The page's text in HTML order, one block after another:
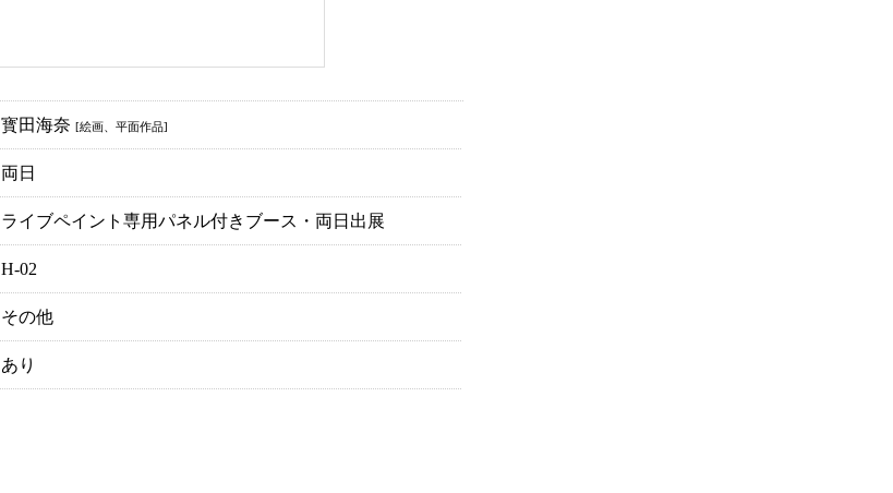
寳田海奈 [絵画、平面作品]
両日
ライブペイント専用パネル付きブース・両日出展
H-02
その他
あり